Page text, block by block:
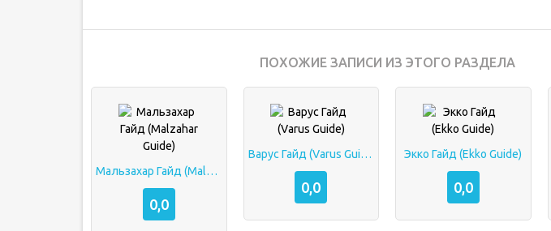
ПОХОЖИЕ ЗАПИСИ ИЗ ЭТОГО РАЗДЕЛА
Мальзахар Гайд (Malzahar Guide)
0,0
Варус Гайд (Varus Guide)
0,0
Экко Гайд (Ekko Guide)
0,0